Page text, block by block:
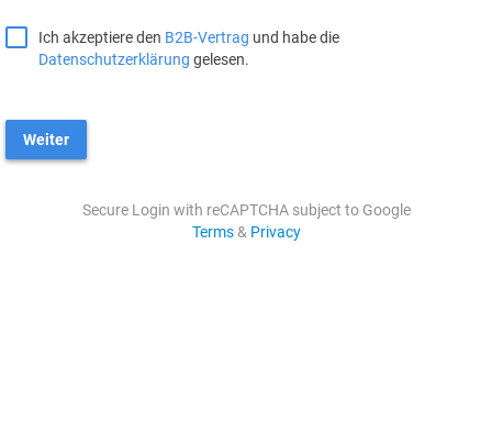
Ich akzeptiere den B2B-Vertrag und habe die
Datenschutzerklärung gelesen.
Weiter
Secure Login with reCAPTCHA subject to Google
Terms& Privacy